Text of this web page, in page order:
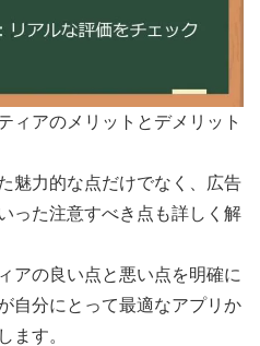
ィアのメリットとデメリット
魅力的な点だけでなく、広告
った注意すべき点も詳しく解
アの良い点と悪い点を明確に
自分にとって最適なアプリか
ます。